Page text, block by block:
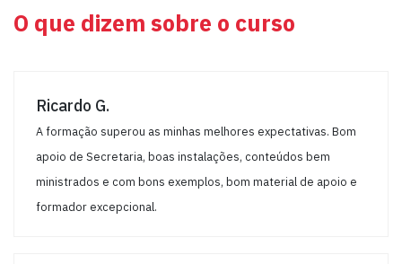
O que dizem sobre o curso
Ricardo G.
A formação superou as minhas melhores expectativas. Bom
apoio de Secretaria, boas instalações, conteúdos bem
ministrados e com bons exemplos, bom material de apoio e
formador excepcional.